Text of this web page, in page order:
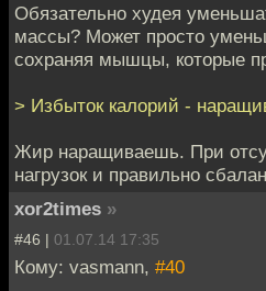
Обязательно худея
массы? Может просто
сохраняя мышцы, которые
> Избыток калорий -
Жир наращиваешь. При
нагрузок и правильно
xor2times »
#46 | 01.07.14 17:35
Кому: vasmann, #40